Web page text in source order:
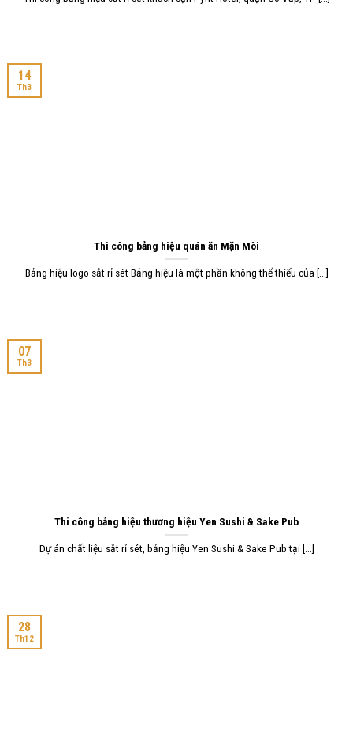
Thi công bảng hiệu quán ăn Mặn Mòi
Bảng hiệu logo sắt rỉ sét Bảng hiệu là một phần không thể thiếu của [...]
14
Th3
Thi công bảng hiệu thương hiệu Yen Sushi & Sake Pub
Dự án chất liệu sắt rỉ sét, bảng hiệu Yen Sushi & Sake Pub tại [...]
07
Th3
28
Th12